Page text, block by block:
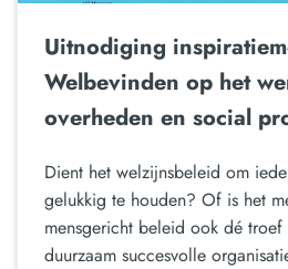
Uitnodiging
Welbevinden op het
overheden en social
Dient het welzijnsbeleid om
gelukkig te houden? Of is het
mensgericht beleid ook dé troef
duurzaam succesvolle